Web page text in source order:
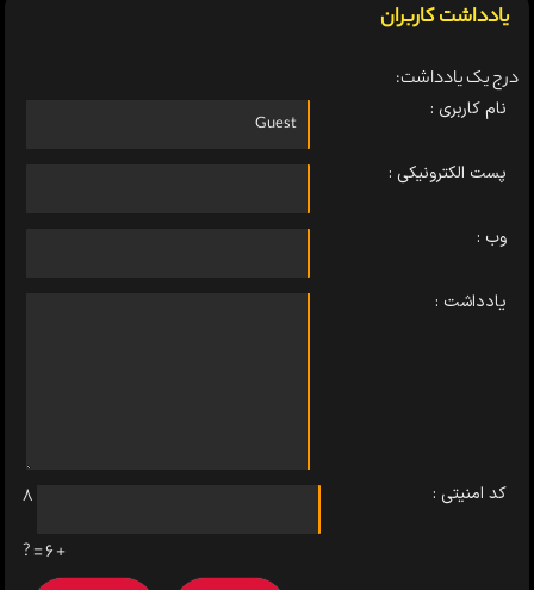
یادداشت کاربران
درج یک یادداشت:
نام کاربری :
پست الکترونیکی :
وب :
یادداشت :
کد امنیتی :
8
+ 6 = ?